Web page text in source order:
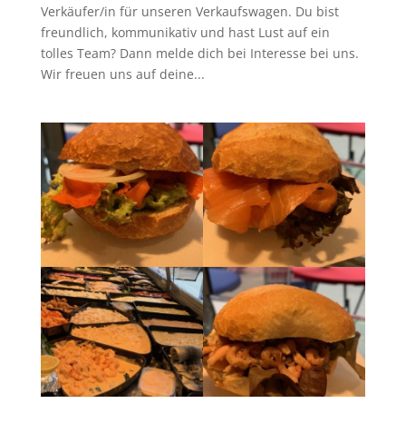
Verkäufer/in für unseren Verkaufswagen. Du bist
freundlich, kommunikativ und hast Lust auf ein
tolles Team? Dann melde dich bei Interesse bei uns.
Wir freuen uns auf deine...